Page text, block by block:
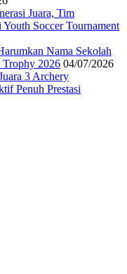
Juara, Tim
Soccer Tournament
Nama Sekolah
2026 04/07/2026
3 Archery
Penuh Prestasi